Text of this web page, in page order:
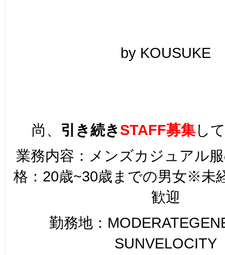
by KOUSUKE
尚、 引き続きSTAFF募集し
業務内容：メンズカジュアル
格：20歳~30歳までの男女※未
歓迎
勤務地：
SUNVELOCITY